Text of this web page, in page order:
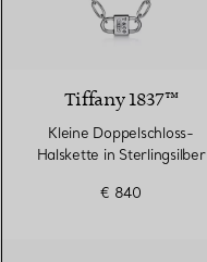
Tiffany 1837™
Kleine Doppelschloss-
Halskette in Sterlingsilber
€ 840